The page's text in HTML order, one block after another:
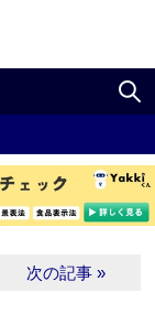
次の記事 »